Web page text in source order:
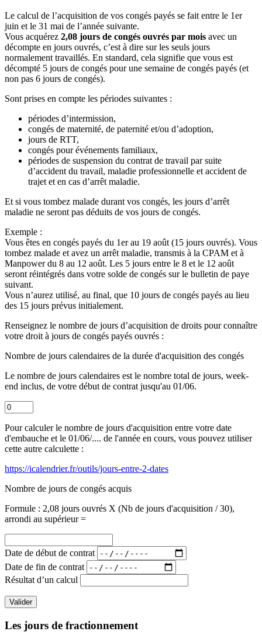
Le calcul de l’acquisition de vos congés payés se fait entre le 1er
juin et le 31 mai de l’année suivante.
Vous acquérez 2,08 jours de congés ouvrés par mois avec un
décompte en jours ouvrés, c’est à dire sur les seuls jours
normalement travaillés. En standard, cela signifie que vous est
décompté 5 jours de congés pour une semaine de congés payés (et
non pas 6 jours de congés).
Sont prises en compte les périodes suivantes :
périodes d’intermission,
congés de maternité, de paternité et/ou d’adoption,
jours de RTT,
congés pour événements familiaux,
périodes de suspension du contrat de travail par suite
d’accident du travail, maladie professionnelle et accident de
trajet et en cas d’arrêt maladie.
Et si vous tombez malade durant vos congés, les jours d’arrêt
maladie ne seront pas déduits de vos jours de congés.
Exemple :
Vous êtes en congés payés du 1er au 19 août (15 jours ouvrés). Vous
tombez malade et avez un arrêt maladie, transmis à la CPAM et à
Manpower du 8 au 12 août. Les 5 jours entre le 8 et le 12 août
seront réintégrés dans votre solde de congés sur le bulletin de paye
suivant.
Vous n’aurez utilisé, au final, que 10 jours de congés payés au lieu
des 15 jours prévus initialement.
Renseignez le nombre de jours d’acquisition de droits pour connaître
votre droit à jours de congés payés ouvrés :
Nombre de jours calendaires de la durée d'acquisition des congés
Le nombre de jours calendaires est le nombre total de jours, week-
end inclus, de votre début de contrat jusqu'au 01/06.
Pour calculer le nombre de jours d'acquisition entre votre date
d'embauche et le 01/06/.... de l'année en cours, vous pouvez utiliser
cette autre calculette :
https://icalendrier.fr/outils/jours-entre-2-dates
Nombre de jours de congés acquis
Formule : 2,08 jours ouvrés X (Nb de jours d'acquisition / 30),
arrondi au supérieur =
Date de début de contrat
Date de fin de contrat
Résultat d’un calcul
Valider
Les jours de fractionnement